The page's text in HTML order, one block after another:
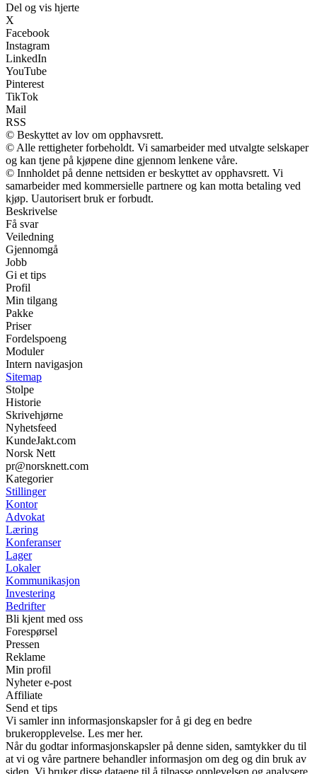
Del og vis hjerte
X
Facebook
Instagram
LinkedIn
YouTube
Pinterest
TikTok
Mail
RSS
© Beskyttet av lov om opphavsrett.
© Alle rettigheter forbeholdt. Vi samarbeider med utvalgte selskaper
og kan tjene på kjøpene dine gjennom lenkene våre.
© Innholdet på denne nettsiden er beskyttet av opphavsrett. Vi
samarbeider med kommersielle partnere og kan motta betaling ved
kjøp. Uautorisert bruk er forbudt.
Beskrivelse
Få svar
Veiledning
Gjennomgå
Jobb
Gi et tips
Profil
Min tilgang
Pakke
Priser
Fordelspoeng
Moduler
Intern navigasjon
Sitemap
Stolpe
Historie
Skrivehjørne
Nyhetsfeed
KundeJakt.com
Norsk Nett
pr@norsknett.com
Kategorier
Stillinger
Kontor
Advokat
Læring
Konferanser
Lager
Lokaler
Kommunikasjon
Investering
Bedrifter
Bli kjent med oss
Forespørsel
Pressen
Reklame
Min profil
Nyheter e-post
Affiliate
Send et tips
Vi samler inn informasjonskapsler for å gi deg en bedre
brukeropplevelse. Les mer her.
Når du godtar informasjonskapsler på denne siden, samtykker du til
at vi og våre partnere behandler informasjon om deg og din bruk av
siden. Vi bruker disse dataene til å tilpasse opplevelsen og analysere